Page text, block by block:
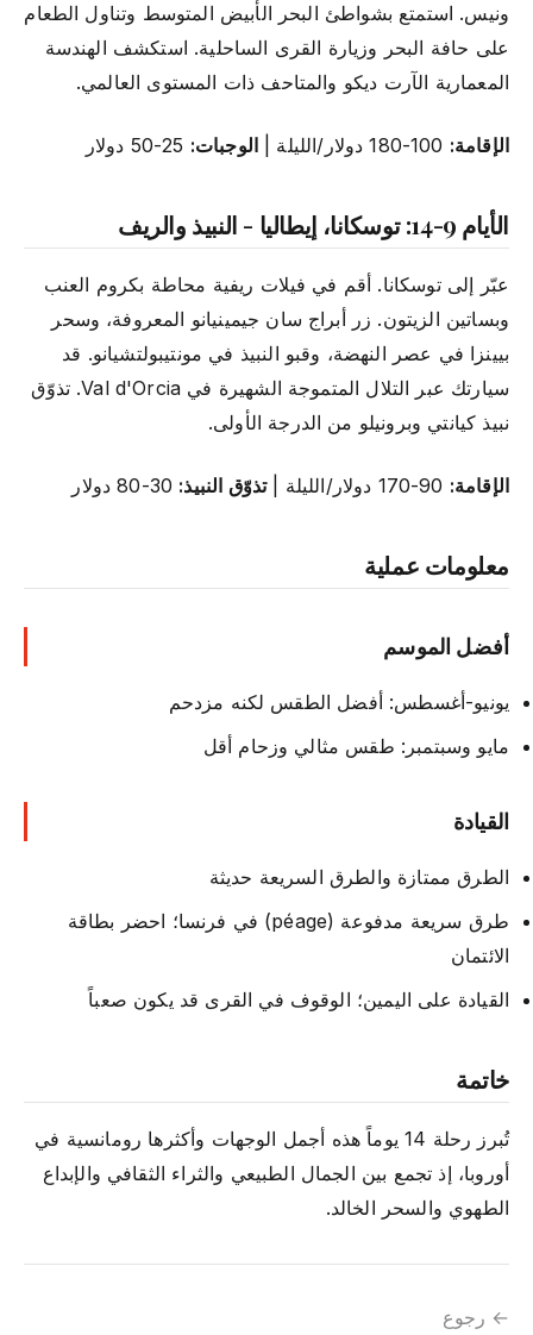
ونيس. استمتع بشواطئ البحر الأبيض المتوسط وتناول الطعام
على حافة البحر وزيارة القرى الساحلية. استكشف الهندسة
المعمارية الآرت ديكو والمتاحف ذات المستوى العالمي.
الإقامة: الوجبات:
الأيام 9-14: توسكانا، إيطاليا - النبيذ والريف
عبّر إلى توسكانا. أقم في فيلات ريفية محاطة بكروم العنب
وبساتين الزيتون. زر أبراج سان جيمينيانو المعروفة، وسحر
بيينزا في عصر النهضة، وقبو النبيذ في مونتيبولتشيانو. قد
سيارتك عبر التلال المتموجة الشهيرة في Val d'Orcia. تذوّق
نبيذ كيانتي وبرونيلو من الدرجة الأولى.
الإقامة: تذوّق النبيذ:
معلومات عملية
أفضل الموسم
يونيو-أغسطس: أفضل الطقس لكنه مزدحم
مايو وسبتمبر: طقس مثالي وزحام أقل
القيادة
الطرق ممتازة والطرق السريعة حديثة
طرق سريعة مدفوعة (péage) في فرنسا؛ احضر بطاقة
الائتمان
القيادة على اليمين؛ الوقوف في القرى قد يكون صعباً
خاتمة
تُبرز رحلة 14 يوماً هذه أجمل الوجهات وأكثرها رومانسية في
أوروبا، إذ تجمع بين الجمال الطبيعي والثراء الثقافي والإبداع
الطهوي والسحر الخالد.
← رجوع